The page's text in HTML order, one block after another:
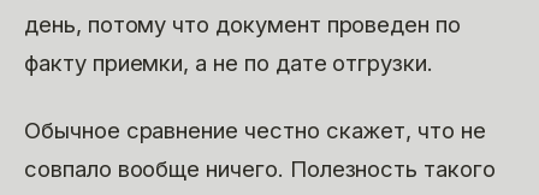
день, потому что документ проведен по
факту приемки, а не по дате отгрузки.
Обычное сравнение честно скажет, что не
совпало вообще ничего. Полезность такого